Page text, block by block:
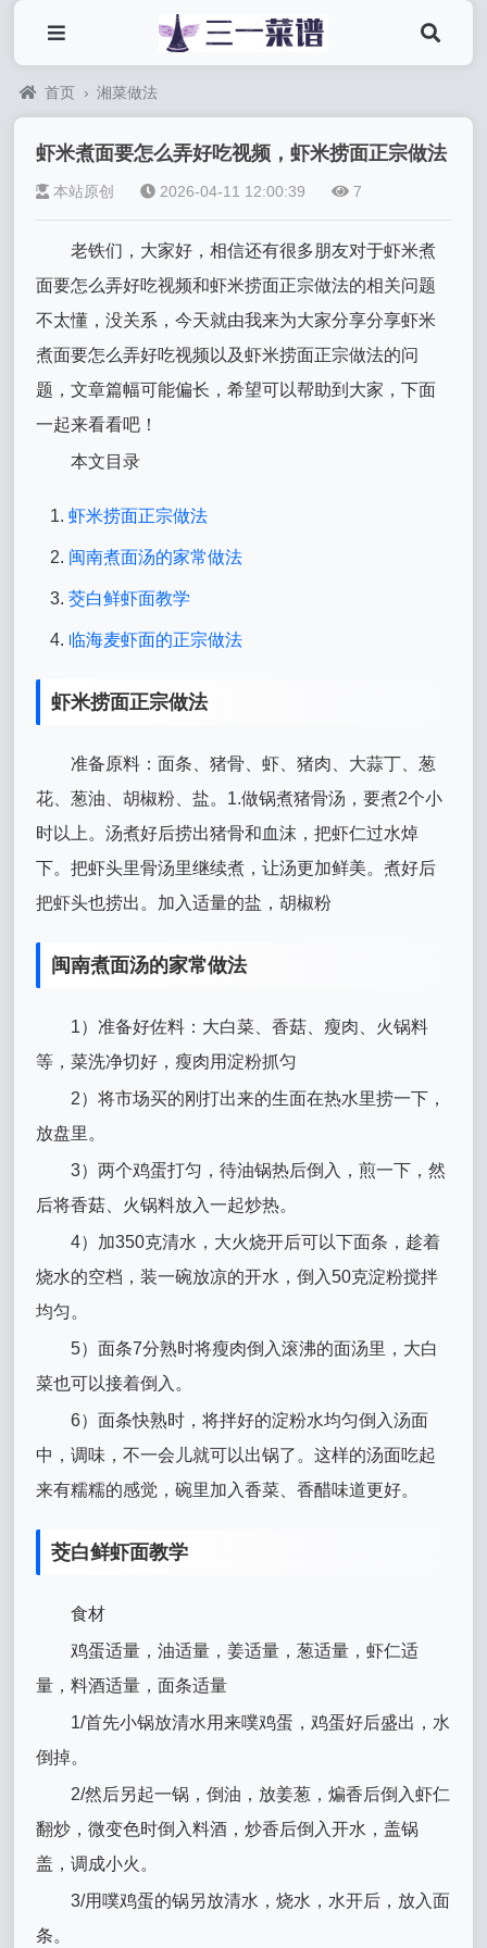
首页 › 湘菜做法
虾米煮面要怎么弄好吃视频，虾米捞面正宗做法
本站原创 2026-04-11 12:00:39 7
老铁们，大家好，相信还有很多朋友对于虾米煮
面要怎么弄好吃视频和虾米捞面正宗做法的相关问题
不太懂，没关系，今天就由我来为大家分享分享虾米
煮面要怎么弄好吃视频以及虾米捞面正宗做法的问
题，文章篇幅可能偏长，希望可以帮助到大家，下面
一起来看看吧！
本文目录
虾米捞面正宗做法
闽南煮面汤的家常做法
茭白鲜虾面教学
临海麦虾面的正宗做法
虾米捞面正宗做法
准备原料：面条、猪骨、虾、猪肉、大蒜丁、葱
花、葱油、胡椒粉、盐。1.做锅煮猪骨汤，要煮2个小
时以上。汤煮好后捞出猪骨和血沫，把虾仁过水焯
下。把虾头里骨汤里继续煮，让汤更加鲜美。煮好后
把虾头也捞出。加入适量的盐，胡椒粉
闽南煮面汤的家常做法
1）准备好佐料：大白菜、香菇、瘦肉、火锅料
等，菜洗净切好，瘦肉用淀粉抓匀
2）将市场买的刚打出来的生面在热水里捞一下，
放盘里。
3）两个鸡蛋打匀，待油锅热后倒入，煎一下，然
后将香菇、火锅料放入一起炒热。
4）加350克清水，大火烧开后可以下面条，趁着
烧水的空档，装一碗放凉的开水，倒入50克淀粉搅拌
均匀。
5）面条7分熟时将瘦肉倒入滚沸的面汤里，大白
菜也可以接着倒入。
6）面条快熟时，将拌好的淀粉水均匀倒入汤面
中，调味，不一会儿就可以出锅了。这样的汤面吃起
来有糯糯的感觉，碗里加入香菜、香醋味道更好。
茭白鲜虾面教学
食材
鸡蛋适量，油适量，姜适量，葱适量，虾仁适
量，料酒适量，面条适量
1/首先小锅放清水用来噗鸡蛋，鸡蛋好后盛出，水
倒掉。
2/然后另起一锅，倒油，放姜葱，煸香后倒入虾仁
翻炒，微变色时倒入料酒，炒香后倒入开水，盖锅
盖，调成小火。
3/用噗鸡蛋的锅另放清水，烧水，水开后，放入面
条。